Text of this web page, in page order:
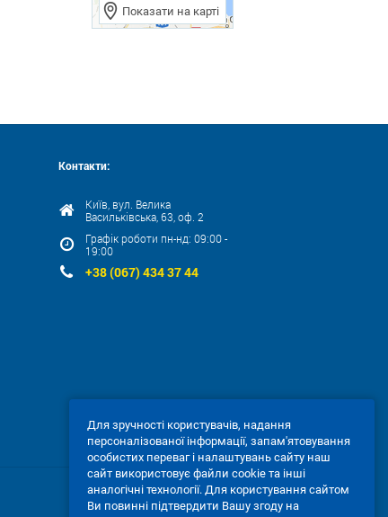
Показати на карті
Контакти:
Київ, вул. Велика
Васильківська, 63, оф. 2
Графік роботи пн-нд: 09:00 -
19:00
+38 (067) 434 37 44
Для зручності користувачів, надання
персоналізованої інформації, запам'ятовування
особистих переваг і налаштувань сайту наш
сайт використовує файли cookie та інші
аналогічні технології. Для користування сайтом
Ви повинні підтвердити Вашу згоду на